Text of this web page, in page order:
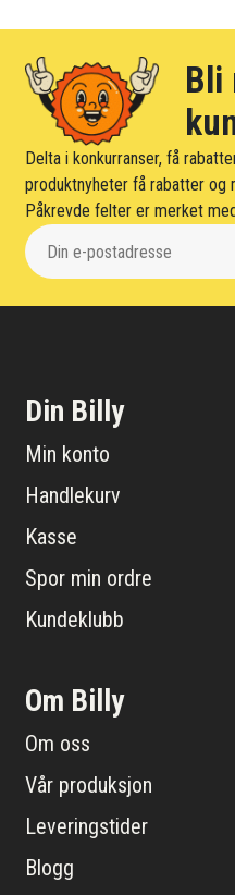
Bli
Delta i konkurranser, få
produktnyheter få rabatter og
Påkrevde felter er merket
Din Billy
Min konto
Handlekurv
Kasse
Spor min ordre
Kundeklubb
Om Billy
Om oss
Vår produksjon
Leveringstider
Blogg